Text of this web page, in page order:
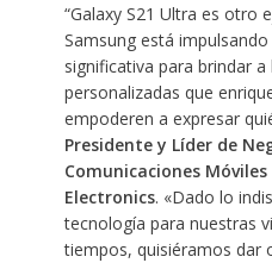
“Galaxy S21 Ultra es otro
Samsung está
significativa para brindar
personalizadas que
empoderen a expresar
Presidente y Líder de
Comunicaciones
Electronics. «Dado lo
tecnología para nuestras
tiempos, quisiéramos dar